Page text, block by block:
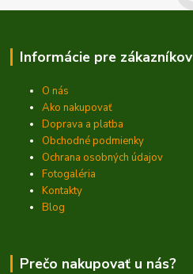
Informácie pre zákazníkov
O nás
Ako nakupovať
Doprava a platba
Obchodné podmienky
Ochrana osobných údajov
Fotogaléria
Kontakty
Blog
Prečo nakupovať u nás?